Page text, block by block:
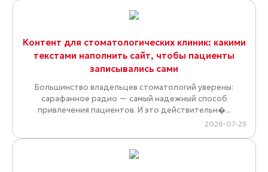
Контент для стоматологических клиник: какими
текстами наполнить сайт, чтобы пациенты
записывались сами
Большинство владельцев стоматологий уверены:
сарафанное радио — самый надежный способ
привлечения пациентов. И это действительн�...
2026-07-23